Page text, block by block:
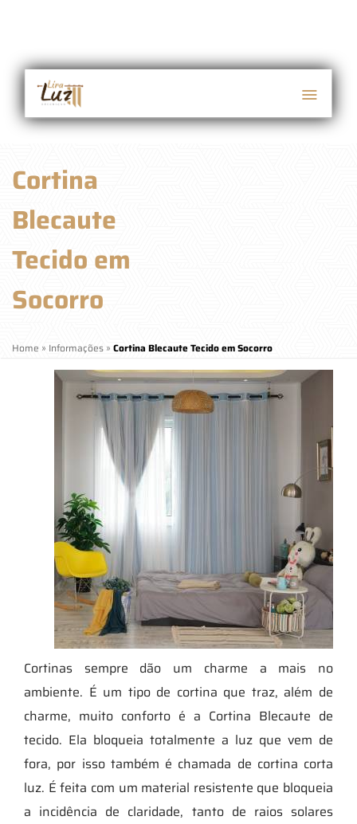
Cortina
Blecaute
Tecido em
Socorro
Home » Informações » Cortina Blecaute Tecido em Socorro
Cortinas sempre dão um charme a mais no
ambiente. É um tipo de cortina que traz, além de
charme, muito conforto é a Cortina Blecaute de
tecido. Ela bloqueia totalmente a luz que vem de
fora, por isso também é chamada de cortina corta
luz. É feita com um material resistente que bloqueia
a incidência de claridade, tanto de raios solares